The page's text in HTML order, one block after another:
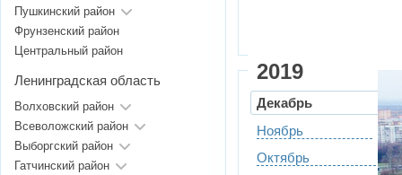
2019
Декабрь
Ноябрь
Октябрь
Пушкинский район
Фрунзенский район
Центральный район
Ленинградская область
Волховский район
Всеволожский район
Выборгский район
Гатчинский район